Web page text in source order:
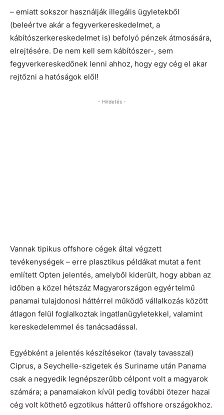
– emiatt sokszor használják illegális ügyletekből
(beleértve akár a fegyverkereskedelmet, a
kábítószerkereskedelmet is) befolyó pénzek átmosására,
elrejtésére. De nem kell sem kábítószer-, sem
fegyverkereskedőnek lenni ahhoz, hogy egy cég el akar
rejtőzni a hatóságok elől!
- Hirdetés -
Vannak tipikus offshore cégek által végzett
tevékenységek – erre plasztikus példákat mutat a fent
említett Opten jelentés, amelyből kiderült, hogy abban az
időben a közel hétszáz Magyarországon egyértelmű
panamai tulajdonosi háttérrel működő vállalkozás között
átlagon felül foglalkoztak ingatlanügyletekkel, valamint
kereskedelemmel és tanácsadással.
Egyébként a jelentés készítésekor (tavaly tavasszal)
Ciprus, a Seychelle-szigetek és Suriname után Panama
csak a negyedik legnépszerűbb célpont volt a magyarok
számára; a panamaiakon kívül pedig további ötezer hazai
cég volt köthető egzotikus hátterű offshore országokhoz.